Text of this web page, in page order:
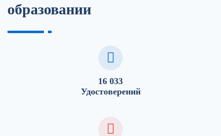
образовании
16 033
Удостоверений